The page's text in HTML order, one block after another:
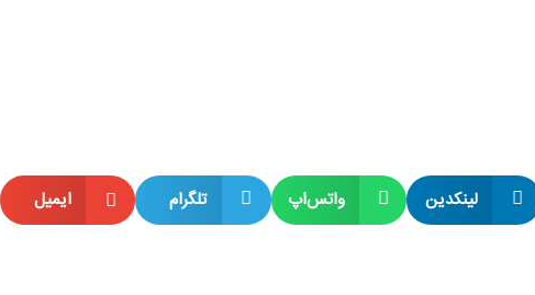
لینکدین واتس‌اپ تلگرام ایمیل